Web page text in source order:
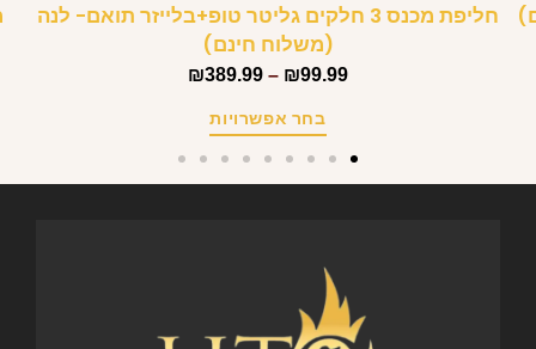
חליפת מכנס 3 חלקים גליטר טופ+בלייזר תואם- לנה
(משלוח חינם)
₪99.99
–
₪389.99
בחר אפשרויות